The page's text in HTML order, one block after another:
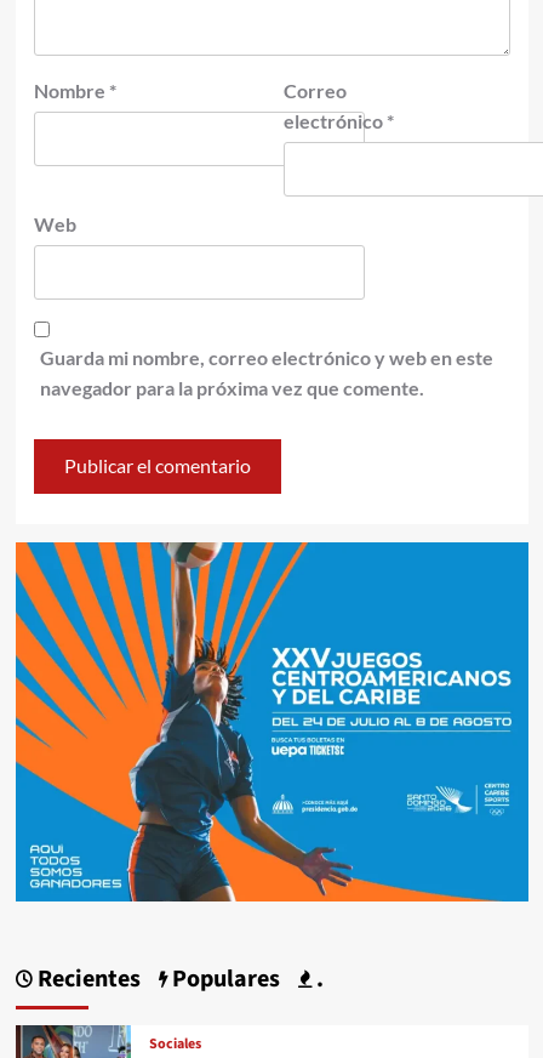
Nombre *
Correo
electrónico *
Web
Guarda mi nombre, correo electrónico y web en este
navegador para la próxima vez que comente.
Recientes Populares .
Sociales